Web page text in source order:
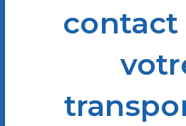
contact